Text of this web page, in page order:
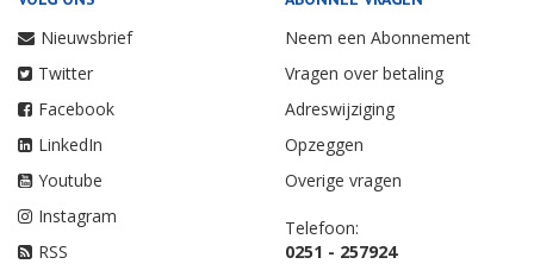
Nieuwsbrief
Twitter
Facebook
LinkedIn
Youtube
Instagram
RSS
Neem een Abonnement
Vragen over betaling
Adreswijziging
Opzeggen
Overige vragen
Telefoon:
0251 - 257924